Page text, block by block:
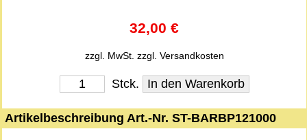
32,00 €
zzgl. MwSt. zzgl. Versandkosten
Stck.
Artikelbeschreibung Art.-Nr. ST-BARBP121000